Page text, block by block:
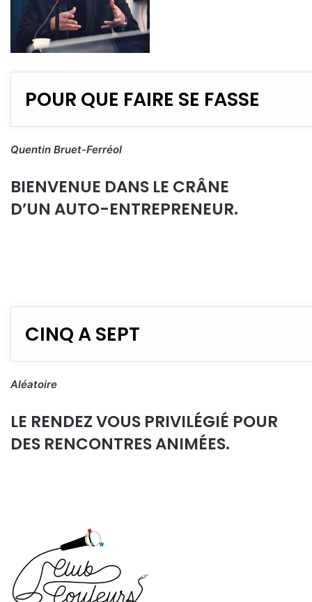
POUR QUE FAIRE SE FASSE
Quentin Bruet-Ferréol
BIENVENUE DANS LE CRÂNE
D’UN AUTO-ENTREPRENEUR.
CINQ A SEPT
Aléatoire
LE RENDEZ VOUS PRIVILÉGIÉ POUR
DES RENCONTRES ANIMÉES.